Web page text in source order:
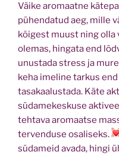
Väike aromaatne
pühendatud aeg, mille
kõigest muust ning olla
olemas, hingata end
unustada stress ja
keha imeline tarkus
tasakaalustada. Käte
südamekeskuse
tehtava aromaatse
tervenduse osaliseks.
südameid avada, hingi